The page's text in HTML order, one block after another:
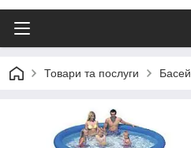
Товари та послуги